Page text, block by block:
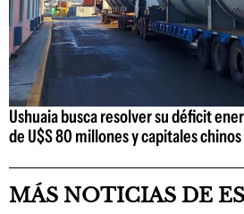
Ushuaia busca resolver su déficit
de U$S 80 millones y capitales chinos
MÁS NOTICIAS DE